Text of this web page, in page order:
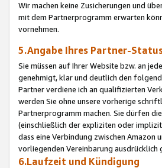
Wir machen keine Zusicherungen und
mit dem Partnerprogramm erwarten
vornehmen.
5.Angabe Ihres Partner-
Sie müssen auf Ihrer Website bzw. an
genehmigt, klar und deutlich den
Partner verdiene ich an qualifizierten
werden Sie ohne unsere vorherige
Partnerprogramm machen. Sie dürfen
(einschließlich der expliziten oder
dass eine Verbindung zwischen Amazon
vorliegenden Vereinbarung ausdrücklich
6.Laufzeit und Kündigung